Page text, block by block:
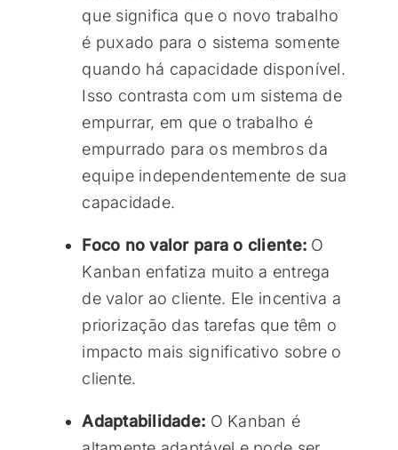
que significa que o novo trabalho
é puxado para o sistema somente
quando há capacidade disponível.
Isso contrasta com um sistema de
empurrar, em que o trabalho é
empurrado para os membros da
equipe independentemente de sua
capacidade.
Foco no valor para o cliente: O
Kanban enfatiza muito a entrega
de valor ao cliente. Ele incentiva a
priorização das tarefas que têm o
impacto mais significativo sobre o
cliente.
Adaptabilidade: O Kanban é